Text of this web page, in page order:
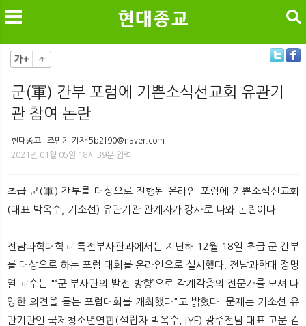
메
뉴 색
검색
군(軍) 간부 포럼에 기쁜소식선교회 유관기
관 참여 논란
현대종교 | 조민기 기자 5b2f90@naver.com
2021년 01월 05일 18시 39분 입력
초급 군(軍) 간부를 대상으로 진행된 온라인 포럼에 기쁜소식선교회
(대표 박옥수, 기소선) 유관기관 관계자가 강사로 나와 논란이다.
전남과학대학교 특전부사관과에서는 지난해 12월 18일 초급 군 간부
를 대상으로 하는 포럼 대회를 온라인으로 실시했다. 전남과학대 정명
열 교수는 "‘군 부사관의 발전 방향’으로 각계각층의 전문가를 모셔 다
양한 의견을 듣는 포럼대회를 개최했다"고 밝혔다. 문제는 기소선 유
관기관인 국제청소년연합(설립자 박옥수, IYF) 광주전남 대표 고문 김